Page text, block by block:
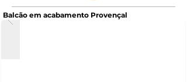
Balcão em acabamento Provençal